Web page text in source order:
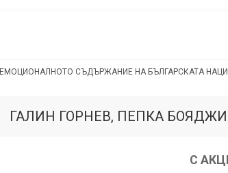
съдържание
ЕМОЦИОНАЛНОТО СЪДЪРЖАНИЕ НА БЪЛГАРСКАТА
ГАЛИН ГОРНЕВ, ПЕПКА
С